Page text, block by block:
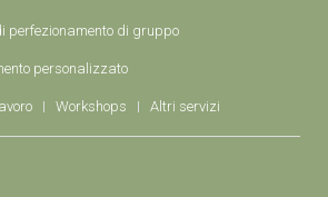
perfezionamento di gruppo
personalizzato
Workshops Altri servizi